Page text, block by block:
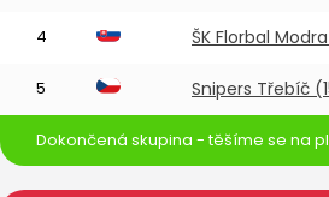
4 ŠK Florbal
5 Snipers Třebíč
Dokončená skupina - těšíme se na